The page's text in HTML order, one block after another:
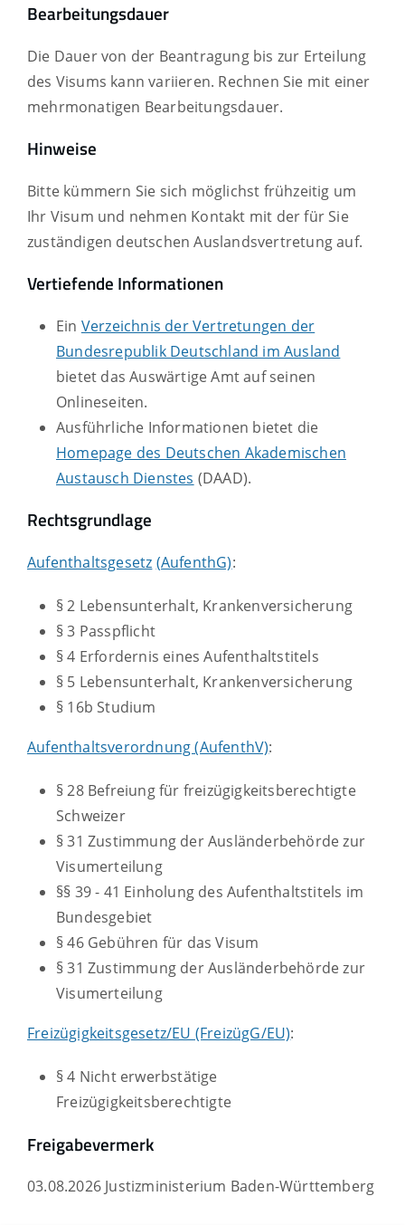
Bearbeitungsdauer
Die Dauer von der Beantragung bis zur Erteilung
des Visums kann variieren. Rechnen Sie mit einer
mehrmonatigen Bearbeitungsdauer.
Hinweise
Bitte kümmern Sie sich möglichst frühzeitig um
Ihr Visum und nehmen Kontakt mit der für Sie
zuständigen deutschen Auslandsvertretung auf.
Vertiefende Informationen
Ein Verzeichnis der Vertretungen der
Bundesrepublik Deutschland im Ausland
bietet das Auswärtige Amt auf seinen
Onlineseiten.
Ausführliche Informationen bietet die
Homepage des Deutschen Akademischen
Austausch Dienstes (DAAD).
Rechtsgrundlage
Aufenthaltsgesetz (AufenthG):
§ 2 Lebensunterhalt, Krankenversicherung
§ 3 Passpflicht
§ 4 Erfordernis eines Aufenthaltstitels
§ 5 Lebensunterhalt, Krankenversicherung
§ 16b Studium
Aufenthaltsverordnung (AufenthV):
§ 28 Befreiung für freizügigkeitsberechtigte
Schweizer
§ 31 Zustimmung der Ausländerbehörde zur
Visumerteilung
§§ 39 - 41 Einholung des Aufenthaltstitels im
Bundesgebiet
§ 46 Gebühren für das Visum
§ 31 Zustimmung der Ausländerbehörde zur
Visumerteilung
Freizügigkeitsgesetz/EU (FreizügG/EU):
§ 4 Nicht erwerbstätige
Freizügigkeitsberechtigte
Freigabevermerk
03.08.2026 Justizministerium Baden-Württemberg